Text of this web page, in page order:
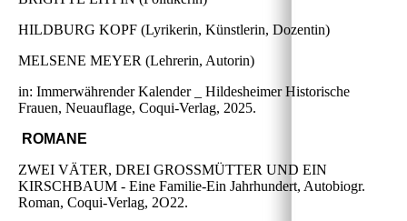
HILDBURG KOPF (Lyrikerin, Künstlerin, Dozentin)
MELSENE MEYER (Lehrerin, Autorin)
in: Immerwährender Kalender _ Hildesheimer Historische
Frauen, Neuauflage, Coqui-Verlag, 2025.
ROMANE
ZWEI VÄTER, DREI GROSSMÜTTER UND EIN
KIRSCHBAUM - Eine Familie-Ein Jahrhundert, Autobiogr.
Roman, Coqui-Verlag, 2O22.